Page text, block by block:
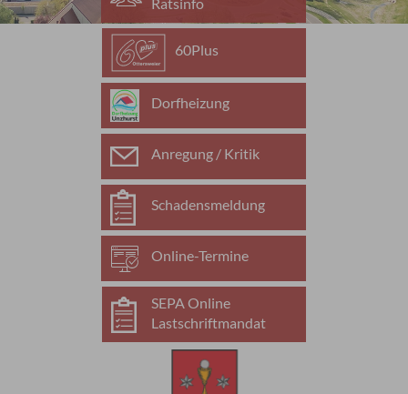
60Plus
Dorfheizung
Anregung / Kritik
Schadensmeldung
Online-Termine
SEPA Online
Lastschriftmandat